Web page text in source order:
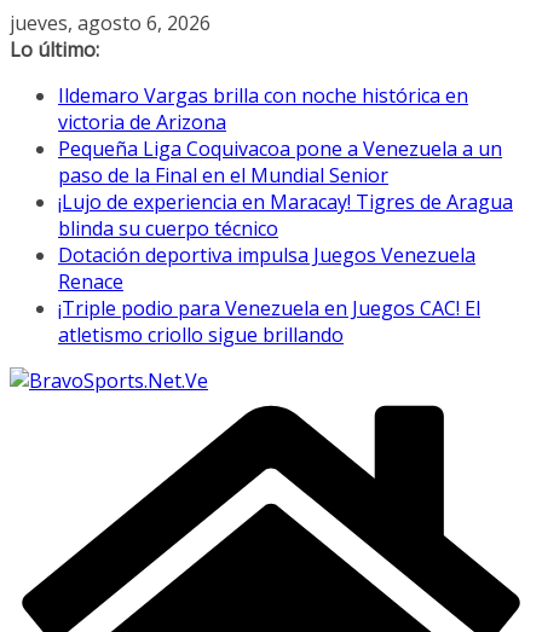
Saltar
al
jueves, agosto 6, 2026
Lo último:
Ildemaro Vargas brilla con noche histórica en
victoria de Arizona
Pequeña Liga Coquivacoa pone a Venezuela a un
paso de la Final en el Mundial Senior
¡Lujo de experiencia en Maracay! Tigres de Aragua
blinda su cuerpo técnico
Dotación deportiva impulsa Juegos Venezuela
Renace
¡Triple podio para Venezuela en Juegos CAC! El
atletismo criollo sigue brillando